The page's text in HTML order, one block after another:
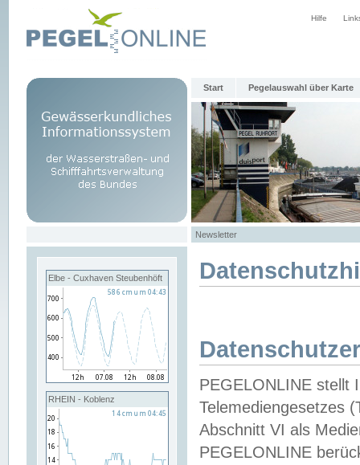
Hilfe
Start Pegelauswahl über Karte
Newsletter
Elbe - Cuxhaven Steubenhöft
RHEIN - Koblenz
PEGELONLINE stellt
Telemediengesetzes
Abschnitt VI als
PEGELONLINE